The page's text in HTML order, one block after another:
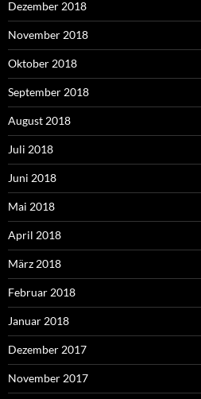
Dezember 2018
November 2018
Oktober 2018
September 2018
August 2018
Juli 2018
Juni 2018
Mai 2018
April 2018
März 2018
Februar 2018
Januar 2018
Dezember 2017
November 2017